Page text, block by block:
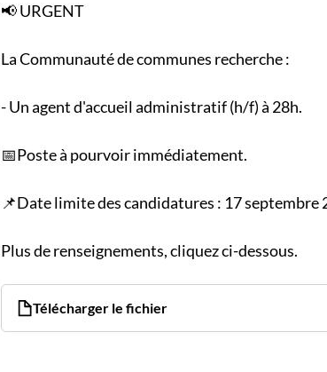
📢 URGENT
La Communauté de communes recherche :
- Un agent d'accueil administratif (h/f) à 28h.
📅Poste à pourvoir immédiatement.
📌Date limite des candidatures : 17 septembre
Plus de renseignements, cliquez ci-dessous.
Télécharger le fichier